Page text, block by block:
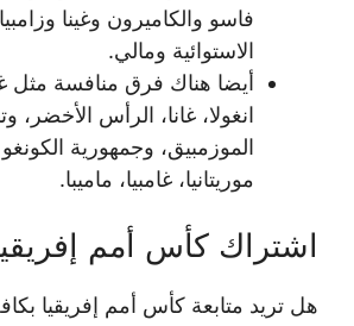
فاسو والكاميرون وغينا وزامبيا
الاستوائية ومالي.
أيضا هناك فرق منافسة مثل
انغولا، غانا، الرأس الأخضر،
الموزمبيق، وجمهورية
موريتانيا، غامبيا، ماميبا.
اشتراك كأس أمم
هل تريد متابعة كأس أمم إفريقيا